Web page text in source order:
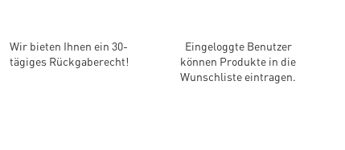
Wir bieten Ihnen ein 30-
tägiges Rückgaberecht!
Eingeloggte Benutzer
können Produkte in die
Wunschliste eintragen.